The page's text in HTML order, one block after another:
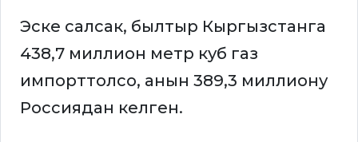
Эске салсак, былтыр Кыргызстанга
438,7 миллион метр куб газ
импорттолсо, анын 389,3 миллиону
Россиядан келген.